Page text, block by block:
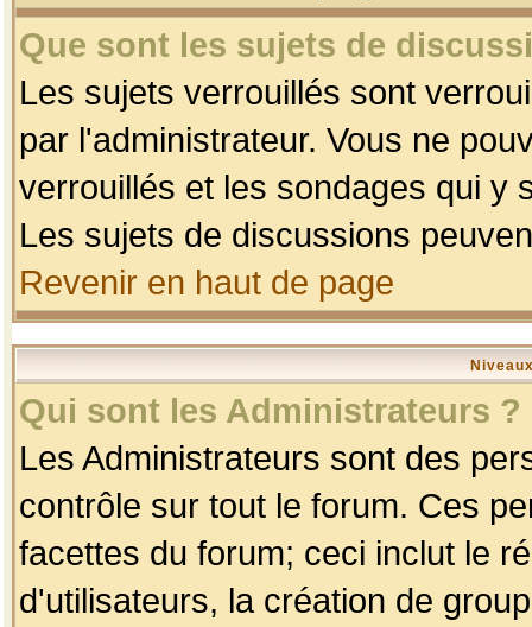
Que sont les sujets de
Les sujets verrouillés sont
par l'administrateur. Vous ne
verrouillés et les sondages qui y
Les sujets de discussions
Revenir en haut de page
Qui sont les Administrateurs ?
Les Administrateurs sont des
contrôle sur tout le forum. Ces
facettes du forum; ceci inclut le
d'utilisateurs, la création de